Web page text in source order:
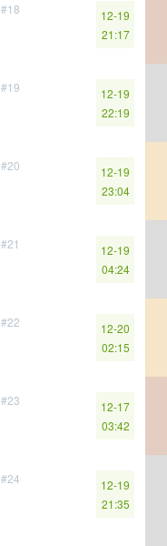
#18
12-19
21:17
#19
12-19
22:19
#20
12-19
23:04
#21
12-19
04:24
#22
12-20
02:15
#23
12-17
03:42
#24
12-19
21:35